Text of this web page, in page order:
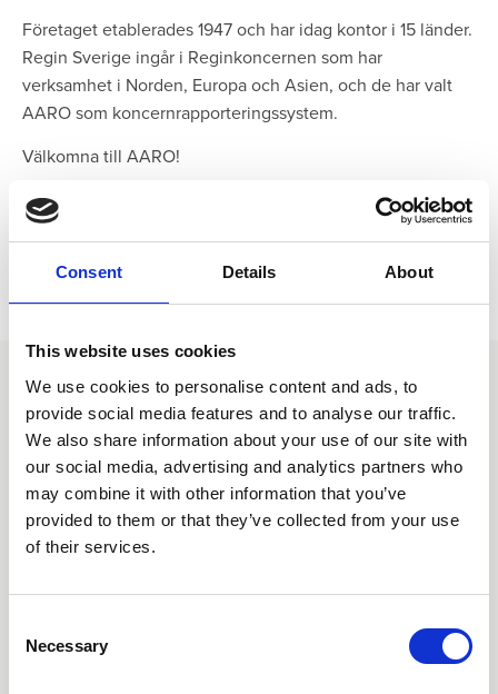
Consent Details About
This website uses cookies
We use cookies to personalise content and ads, to
provide social media features and to analyse our traffic.
We also share information about your use of our site with
our social media, advertising and analytics partners who
may combine it with other information that you’ve
provided to them or that they’ve collected from your use
of their services.
Selection
Necessary
Företaget etablerades 1947 och har idag kontor i 15 länder.
Regin Sverige ingår i Reginkoncernen som har
verksamhet i Norden, Europa och Asien, och de har valt
AARO som koncernrapporteringssystem.
Välkomna till AARO!
Ring oss på 08-505 930 00
Supportärenden
Våra kontor